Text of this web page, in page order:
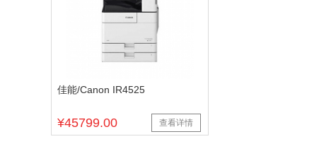
佳能/Canon IR4525
¥45799.00 查看详情